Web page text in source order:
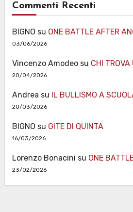
Commenti Recenti
BIGNO su ONE BATTLE AFTER
03/06/2026
Vincenzo Amodeosu CHI TROVA
20/04/2026
Andrea su IL BULLISMO A
20/03/2026
BIGNO su GITE DI QUINTA
16/03/2026
Lorenzo Bonacini su ONE
23/02/2026